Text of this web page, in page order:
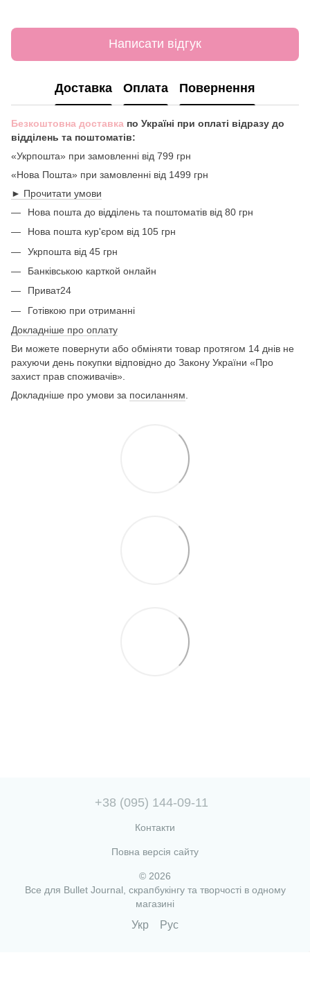
Написати відгук
Доставка Оплата Повернення
Безкоштовна доставка по Україні при оплаті відразу до
відділень та поштоматів:
«Укрпошта» при замовленні від 799 грн
«Нова Пошта» при замовленні від 1499 грн
► Прочитати умови
Нова пошта до відділень та поштоматів від 80 грн
Нова пошта кур'єром від 105 грн
Укрпошта від 45 грн
Банківською карткой онлайн
Приват24
Готівкою при отриманні
Докладніше про оплату
Ви можете повернути або обміняти товар протягом 14 днів не
рахуючи день покупки відповідно до Закону України «Про
захист прав споживачів».
Докладніше про умови за посиланням.
+38 (095) 144-09-11
Контакти
Повна версія сайту
© 2026
Все для Bullet Journal, скрапбукінгу та творчості в одному
магазині
Укр Рус